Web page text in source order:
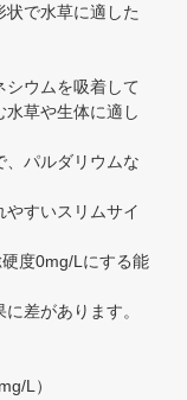
で水草に適した
シウムを吸着して
草や生体に適し
、パルダリウムな
やすいスリムサイ
度0mg/Lにする能
差があります。
L）